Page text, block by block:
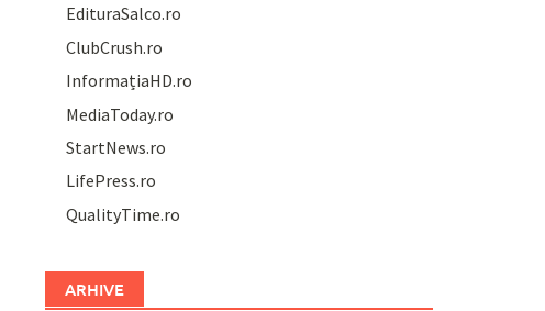
EdituraSalco.ro
ClubCrush.ro
InformațiaHD.ro
MediaToday.ro
StartNews.ro
LifePress.ro
QualityTime.ro
ARHIVE